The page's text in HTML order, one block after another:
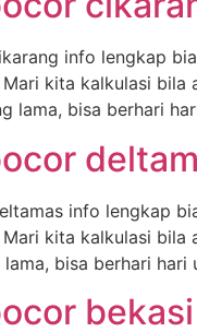
info lengkap
kita kalkulasi
lama, bisa berhari
info lengkap
kita kalkulasi
bisa berhari